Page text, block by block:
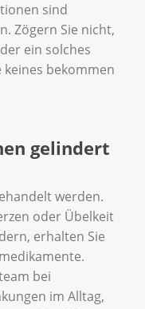
sind
Zögern Sie nicht,
ein solches
keines bekommen
gelindert
werden.
oder Übelkeit
erhalten Sie
bei
im Alltag,